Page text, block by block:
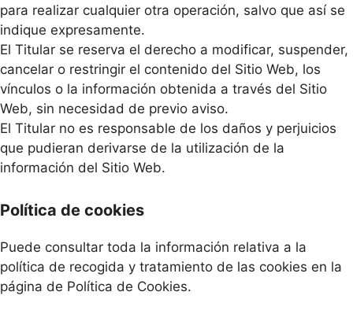
para realizar cualquier otra operación, salvo que así se
indique expresamente.
El Titular se reserva el derecho a modificar, suspender,
cancelar o restringir el contenido del Sitio Web, los
vínculos o la información obtenida a través del Sitio
Web, sin necesidad de previo aviso.
El Titular no es responsable de los daños y perjuicios
que pudieran derivarse de la utilización de la
información del Sitio Web.
Política de cookies
Puede consultar toda la información relativa a la
política de recogida y tratamiento de las cookies en la
página de Política de Cookies.